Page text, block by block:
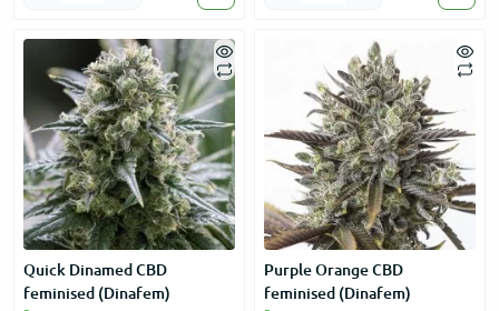
Quick Dinamed CBD
feminised (Dinafem)
Purple Orange CBD
feminised (Dinafem)